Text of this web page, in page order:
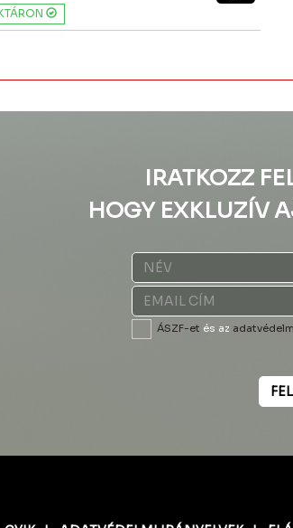
IRATKOZZ
HOGY EXKLUZÍV
ÁSZF-et és az